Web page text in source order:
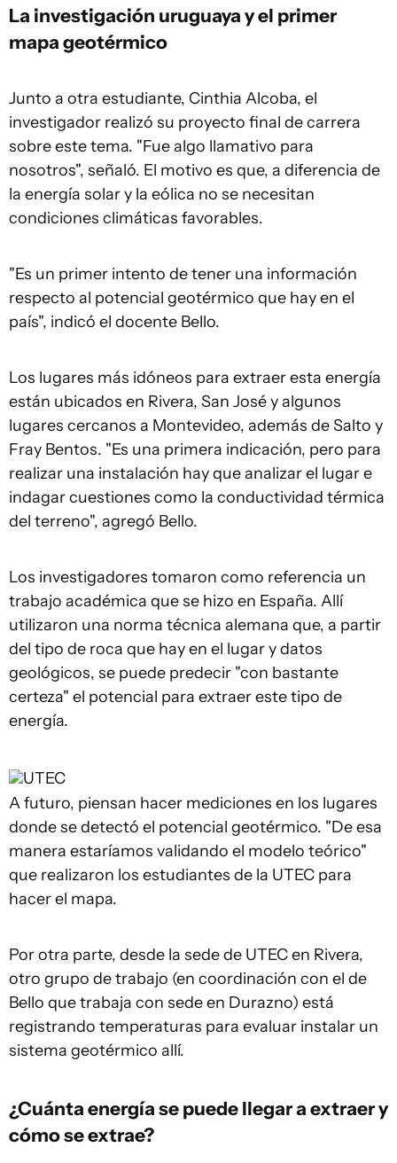
La investigación uruguaya y el primer
mapa geotérmico
Junto a otra estudiante, Cinthia Alcoba, el
investigador realizó su proyecto final de carrera
sobre este tema. "Fue algo llamativo para
nosotros", señaló. El motivo es que, a diferencia de
la energía solar y la eólica no se necesitan
condiciones climáticas favorables.
"Es un primer intento de tener una información
respecto al potencial geotérmico que hay en el
país", indicó el docente Bello.
Los lugares más idóneos para extraer esta energía
están ubicados en Rivera, San José y algunos
lugares cercanos a Montevideo, además de Salto y
Fray Bentos. "Es una primera indicación, pero para
realizar una instalación hay que analizar el lugar e
indagar cuestiones como la conductividad térmica
del terreno", agregó Bello.
Los investigadores tomaron como referencia un
trabajo académica que se hizo en España. Allí
utilizaron una norma técnica alemana que, a partir
del tipo de roca que hay en el lugar y datos
geológicos, se puede predecir "con bastante
certeza" el potencial para extraer este tipo de
energía.
UTEC
A futuro, piensan hacer mediciones en los lugares
donde se detectó el potencial geotérmico. "De esa
manera estaríamos validando el modelo teórico"
que realizaron los estudiantes de la UTEC para
hacer el mapa.
Por otra parte, desde la sede de UTEC en Rivera,
otro grupo de trabajo (en coordinación con el de
Bello que trabaja con sede en Durazno) está
registrando temperaturas para evaluar instalar un
sistema geotérmico allí.
¿Cuánta energía se puede llegar a extraer y
cómo se extrae?